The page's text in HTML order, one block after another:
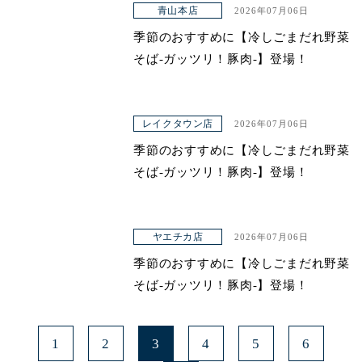
青山本店 2026年07月06日
季節のおすすめに【冷しごまだれ野菜
そば-ガッツリ！豚肉-】登場！
レイクタウン店 2026年07月06日
季節のおすすめに【冷しごまだれ野菜
そば-ガッツリ！豚肉-】登場！
ヤエチカ店 2026年07月06日
季節のおすすめに【冷しごまだれ野菜
そば-ガッツリ！豚肉-】登場！
1 2 3 4 5 6